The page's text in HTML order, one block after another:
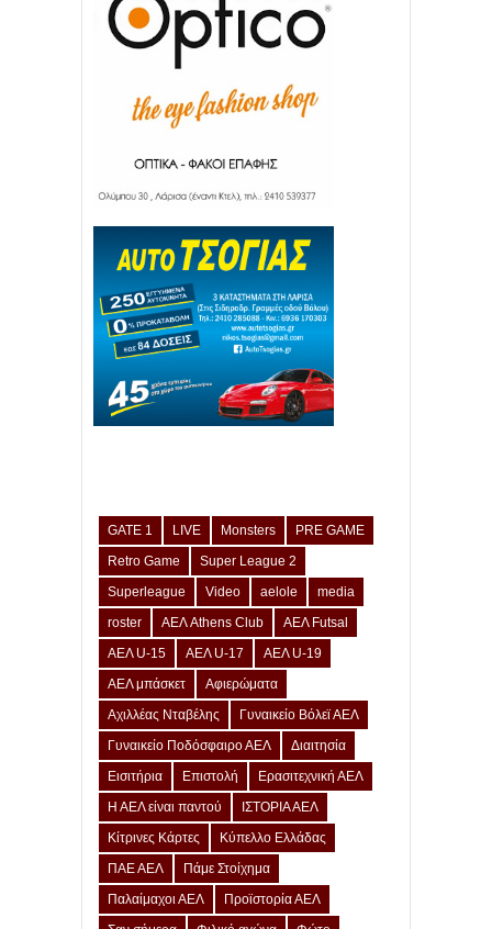
GATE 1 LIVE Monsters
PRE GAME
Retro Game
Super League 2
Superleague
Video aelole
media
roster
ΑΕΛ Athens Club
ΑΕΛ Futsal
ΑΕΛ U-15
ΑΕΛ U-17
ΑΕΛ U-19
ΑΕΛ μπάσκετ
Αφιερώματα
Αχιλλέας Νταβέλης
Γυναικείο Βόλεϊ ΑΕΛ
Γυναικείο Ποδόσφαιρο ΑΕΛ
Διαιτησία
Εισιτήρια
Επιστολή
Ερασιτεχνική ΑΕΛ
Η ΑΕΛ είναι παντού
ΙΣΤΟΡΙΑ ΑΕΛ
Κίτρινες Κάρτες
Κύπελλο Ελλάδας
ΠΑΕ ΑΕΛ
Πάμε Στοίχημα
Παλαίμαχοι ΑΕΛ
Προϊστορία ΑΕΛ